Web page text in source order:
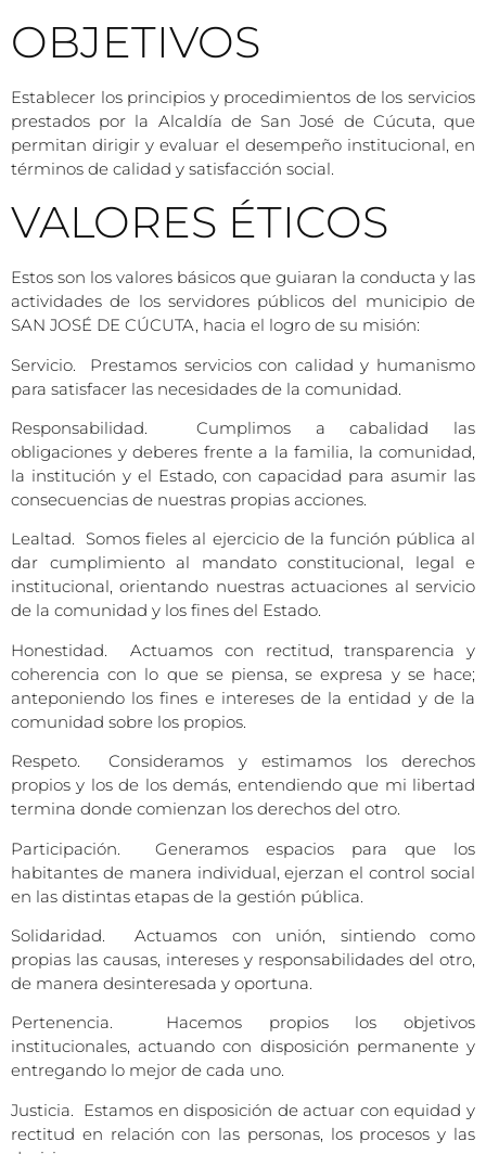
OBJETIVOS
Establecer los principios y procedimientos de los servicios
prestados por la Alcaldía de San José de Cúcuta, que
permitan dirigir y evaluar el desempeño institucional, en
términos de calidad y satisfacción social.
VALORES ÉTICOS
Estos son los valores básicos que guiaran la conducta y las
actividades de los servidores públicos del municipio de
SAN JOSÉ DE CÚCUTA, hacia el logro de su misión:
Servicio. Prestamos servicios con calidad y humanismo
para satisfacer las necesidades de la comunidad.
Responsabilidad. Cumplimos a cabalidad las
obligaciones y deberes frente a la familia, la comunidad,
la institución y el Estado, con capacidad para asumir las
consecuencias de nuestras propias acciones.
Lealtad. Somos fieles al ejercicio de la función pública al
dar cumplimiento al mandato constitucional, legal e
institucional, orientando nuestras actuaciones al servicio
de la comunidad y los fines del Estado.
Honestidad. Actuamos con rectitud, transparencia y
coherencia con lo que se piensa, se expresa y se hace;
anteponiendo los fines e intereses de la entidad y de la
comunidad sobre los propios.
Respeto. Consideramos y estimamos los derechos
propios y los de los demás, entendiendo que mi libertad
termina donde comienzan los derechos del otro.
Participación. Generamos espacios para que los
habitantes de manera individual, ejerzan el control social
en las distintas etapas de la gestión pública.
Solidaridad. Actuamos con unión, sintiendo como
propias las causas, intereses y responsabilidades del otro,
de manera desinteresada y oportuna.
Pertenencia. Hacemos propios los objetivos
institucionales, actuando con disposición permanente y
entregando lo mejor de cada uno.
Justicia. Estamos en disposición de actuar con equidad y
rectitud en relación con las personas, los procesos y las